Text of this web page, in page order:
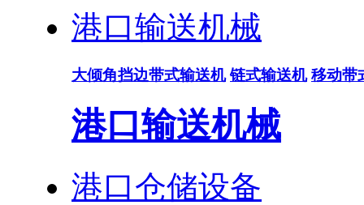
港口输送机械
大倾角挡边带式输送机 链式输送机 移动带
港口输送机械
港口仓储设备